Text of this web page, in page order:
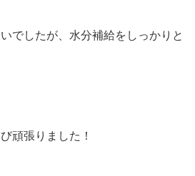
でしたが、水分補給をしっかりと
頑張りました！